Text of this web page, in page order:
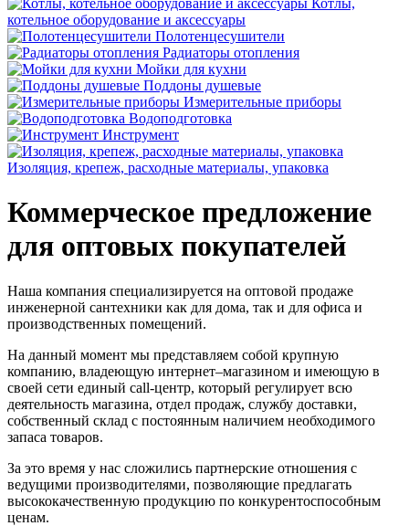
Котлы,
котельное оборудование и аксессуары
Полотенцесушители
Радиаторы отопления
Мойки для кухни
Поддоны душевые
Измерительные приборы
Водоподготовка
Инструмент
Изоляция, крепеж, расходные материалы, упаковка
Коммерческое предложение
для оптовых покупателей
Наша компания специализируется на оптовой продаже
инженерной сантехники как для дома, так и для офиса и
производственных помещений.
На данный момент мы представляем собой крупную
компанию, владеющую интернет–магазином и имеющую в
своей сети единый call-центр, который регулирует всю
деятельность магазина, отдел продаж, службу доставки,
собственный склад c постоянным наличием необходимого
запаса товаров.
За это время у нас сложились партнерские отношения с
ведущими производителями, позволяющие предлагать
высококачественную продукцию по конкурентоспособным
ценам.